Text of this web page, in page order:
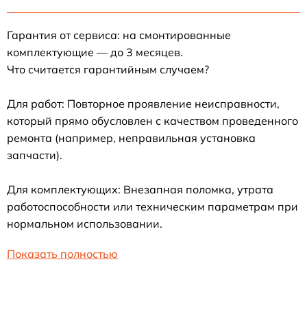
Гарантия от сервиса: на смонтированные
комплектующие — до 3 месяцев.
Что считается гарантийным случаем?
Для работ: Повторное проявление неисправности,
который прямо обусловлен с качеством проведенного
ремонта (например, неправильная установка
запчасти).
Для комплектующих: Внезапная поломка, утрата
работоспособности или техническим параметрам при
нормальном использовании.
Показать полностью